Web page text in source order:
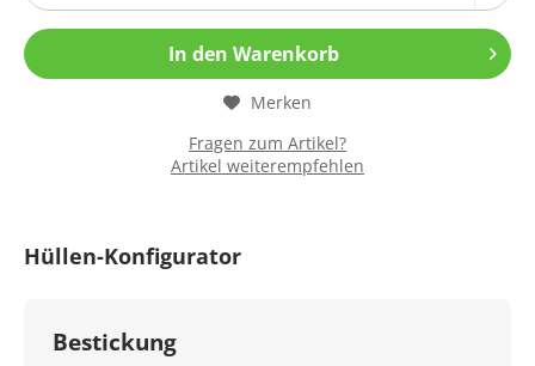
In den Warenkorb
Merken
Fragen zum Artikel?
Artikel weiterempfehlen
Hüllen-Konfigurator
Bestickung